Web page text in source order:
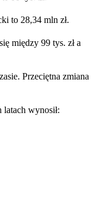
to 28,34 mln zł.
między 99 tys. zł a
Przeciętna zmiana
latach wynosił: